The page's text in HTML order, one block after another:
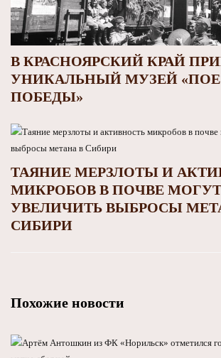
В КРАСНОЯРСКИЙ КРАЙ
УНИКАЛЬНЫЙ МУЗЕЙ
ПОБЕДЫ»
ТАЯНИЕ МЕРЗЛОТЫ И
МИКРОБОВ В ПОЧВЕ МОГУТ
УВЕЛИЧИТЬ ВЫБРОСЫ
СИБИРИ
Похожие новости